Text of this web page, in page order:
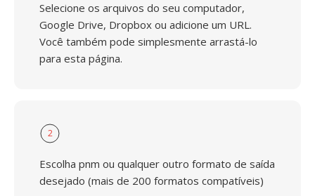
Selecione os arquivos do seu computador,
Google Drive, Dropbox ou adicione um URL.
Você também pode simplesmente arrastá-lo
para esta página.
2
Escolha pnm ou qualquer outro formato de saída
desejado (mais de 200 formatos compatíveis)